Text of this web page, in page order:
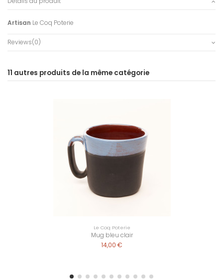
Artisan Le Coq Poterie
Reviews(0)
11 autres produits de la même catégorie
Le Coq Poterie
Mug bleu clair
14,00 €